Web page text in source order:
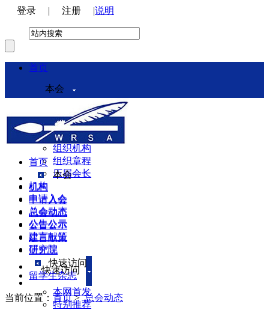
登录 | 注册 |说明
首页
本会
本会介绍
领导机构
理事会
组织机构
组织章程
历届会长
机构
申请入会
总会动态
公告公示
建言献策
研究院
快速访问
本网首发
特别推荐
首页
本会
机构
申请入会
总会动态
公告公示
建言献策
研究院
快速访问
留学生杂志
当前位置： 首页>总会动态